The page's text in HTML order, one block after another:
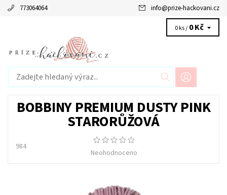
773064064 info@prize-hackovani.cz
0 ks / 0 Kč
BOBBINY PREMIUM DUSTY PINK
STARORŮŽOVÁ
984
Neohodnoceno